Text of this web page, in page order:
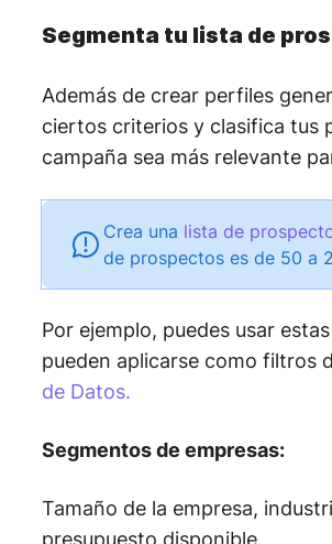
Segmenta tu lista de
Además de crear perfiles
ciertos criterios y clasifica tus
campaña sea más relevante
Crea una lista de
de prospectos es de 50 a
Por ejemplo, puedes usar
pueden aplicarse como filtros
de Datos.
Segmentos de empresas:
Tamaño de la empresa,
presupuesto disponible.